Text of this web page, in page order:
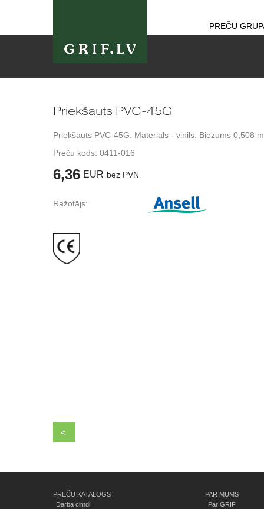
PREČU
Priekšauts PVC-45G
Priekšauts PVC-45G. Materiāls - vinils. Biezums 0,508
Preču kods: 0411-016
6,36 EUR bez PVN
Ražotājs:
<
PREČU KATALOGS
Darba cimdi
PAR MUMS
Par GRIF